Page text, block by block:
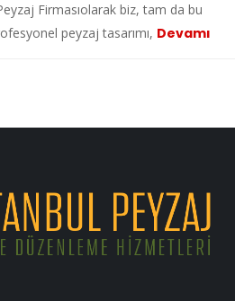
Firmasıolarak biz, tam da bu
peyzaj tasarımı, Devamı